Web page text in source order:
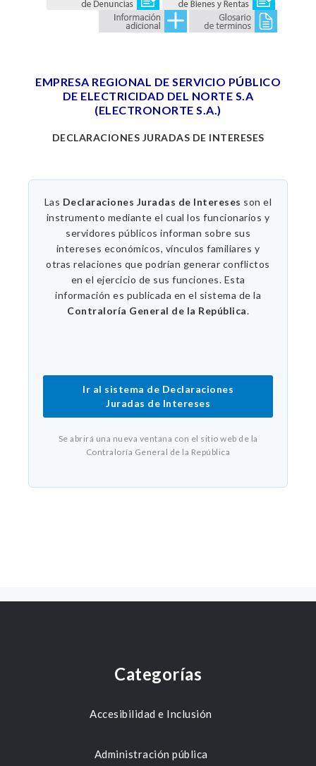
EMPRESA REGIONAL DE SERVICIO PÚBLICO
DE ELECTRICIDAD DEL NORTE S.A
(ELECTRONORTE S.A.)
DECLARACIONES JURADAS DE INTERESES
Las Declaraciones Juradas de Intereses son el
instrumento mediante el cual los funcionarios y
servidores públicos informan sobre sus
intereses económicos, vínculos familiares y
otras relaciones que podrían generar conflictos
en el ejercicio de sus funciones. Esta
información es publicada en el sistema de la
Contraloría General de la República.
Ir al sistema de Declaraciones
Juradas de Intereses
Se abrirá una nueva ventana con el sitio web de la
Contraloría General de la República
Categorías
Accesibilidad e Inclusión
Administración pública